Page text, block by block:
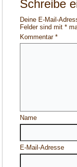
Schreibe
Deine E-Mail-
Felder sind mit*
Kommentar*
Name
E-Mail-Adresse